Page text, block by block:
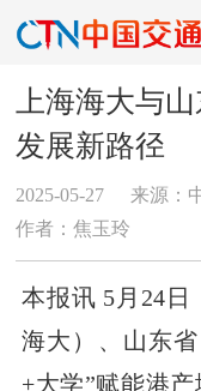
上海海大与
发展新路径
2025-05-27 来源：
作者：焦玉玲
本报讯 5月24
海大）、山东
+大学”赋能港